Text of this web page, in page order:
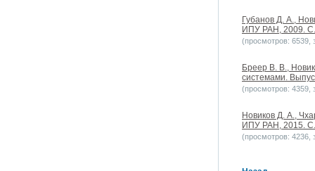
Губанов Д. А.,
ИПУ РАН, 2009.
(просмотров: 6539,
Бреер В. В.,
системами.
(просмотров: 4359,
Новиков Д. А.,
ИПУ РАН, 2015.
(просмотров: 4236,